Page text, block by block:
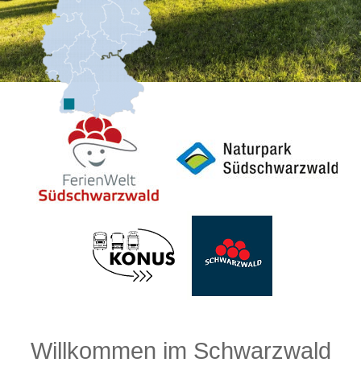
Willkommen im Schwarzwald